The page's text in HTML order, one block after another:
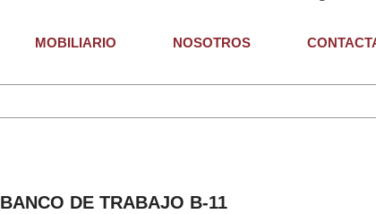
MOBILIARIO NOSOTROS
BANCO DE TRABAJO B-11